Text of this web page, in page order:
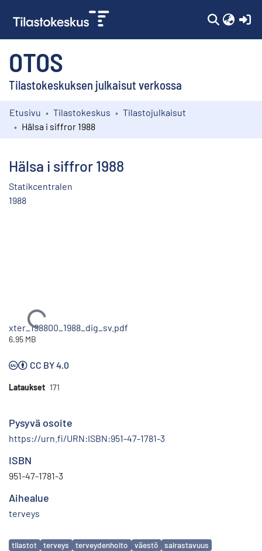
OTOS
Tilastokeskuksen julkaisut verkossa
Kokoelmat
Etusivu Tilastokeskus
Tilastojulkaisut
Hälsa i siffror 1988
Hälsa i siffror 1988
Statikcentralen
1988
Ladataan...
xter_198800_1988_dig_sv.pdf
6.95 MB
CC BY 4.0
Lataukset 171
Pysyvä osoite
https://urn.fi/URN:ISBN:951-47-1781-3
ISBN
951-47-1781-3
Aihealue
terveys
Avainsanat
tilastot terveys terveydenhoito väestö
sairastavuus